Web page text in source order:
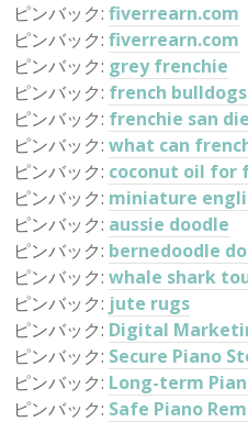
ピンバック: fiverrearn.com
ピンバック: fiverrearn.com
ピンバック: grey frenchie
ピンバック: french
ピンバック: frenchie san
ピンバック: what can
ピンバック: coconut oil for
ピンバック: miniature
ピンバック: aussie doodle
ピンバック: bernedoodle
ピンバック: whale shark
ピンバック: jute rugs
ピンバック: Digital
ピンバック: Secure Piano
ピンバック: Long-term
ピンバック: Safe Piano